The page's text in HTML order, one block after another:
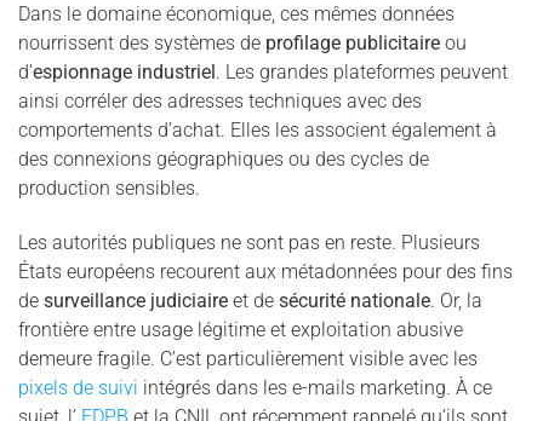
Dans le domaine économique, ces mêmes données
nourrissent des systèmes de profilage publicitaire ou
d’espionnage industriel. Les grandes plateformes peuvent
ainsi corréler des adresses techniques avec des
comportements d’achat. Elles les associent également à
des connexions géographiques ou des cycles de
production sensibles.
Les autorités publiques ne sont pas en reste. Plusieurs
États européens recourent aux métadonnées pour des fins
de surveillance judiciaire et de sécurité nationale. Or, la
frontière entre usage légitime et exploitation abusive
demeure fragile. C’est particulièrement visible avec les
pixels de suivi intégrés dans les e-mails marketing. À ce